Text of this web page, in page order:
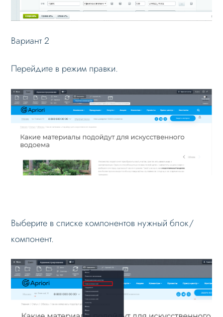
Веб-разработчикам
Лицензионное соглашение
Вопрос-ответ
Вариант 2
Перейдите в режим правки.
Выберите в списке компонентов нужный блок/
компонент.